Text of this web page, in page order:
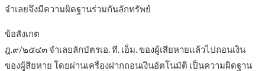
จำเลยจึงมีความผิดฐานร่วมกันลักทรัพย์
ข้อสังเกต
ฎ.๙/๒๕๔๓ จำเลยลักบัตรเอ. ที. เอ็ม. ของผู้เสียหายแล้วไปถอนเงิน
ของผู้สียหาย โดยผ่านเครื่องฝากถอนเงินอัตโนมัติ เป็นความผิดฐาน